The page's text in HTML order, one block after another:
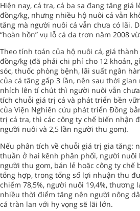
Hiện nay, cá tra, cá ba sa đang tăng giá
đồng/kg, nhưng nhiều hộ nuôi cá vẫn
tăng mà người nuôi cá vẫn chưa có lãi.
“hoàn hồn” vụ lỗ cá da trơn năm 2008
Theo tính toán của hộ nuôi cá, giá
đồng/kg (đã phải chi phí cho 12 khoản,
sóc, thuốc phòng bệnh, lãi suất ngân
của cá tăng gấp 3 lần, nên sau thời
nhích lên tí chút thì người nuôi vẫn
tích chuỗi giá trị cá và phát triển bền
của Viện Nghiên cứu phát triển Đồng
trị cá tra, thì các công ty chế biến nhận
người nuôi và 2,5 lần người thu gom).
Nếu phân tích về chuỗi giá trị gia tăng:
thuần ở hai kênh phân phối, người
người thu gom, bán lẻ hoặc công ty chế
tổng hợp, trong tổng số lợi nhuận thu
chiếm 78,5%, người nuôi 19,4%, thương
nhiều thời điểm tăng nên người nông
cá tràn lan với hy vọng sẽ lãi lớn.